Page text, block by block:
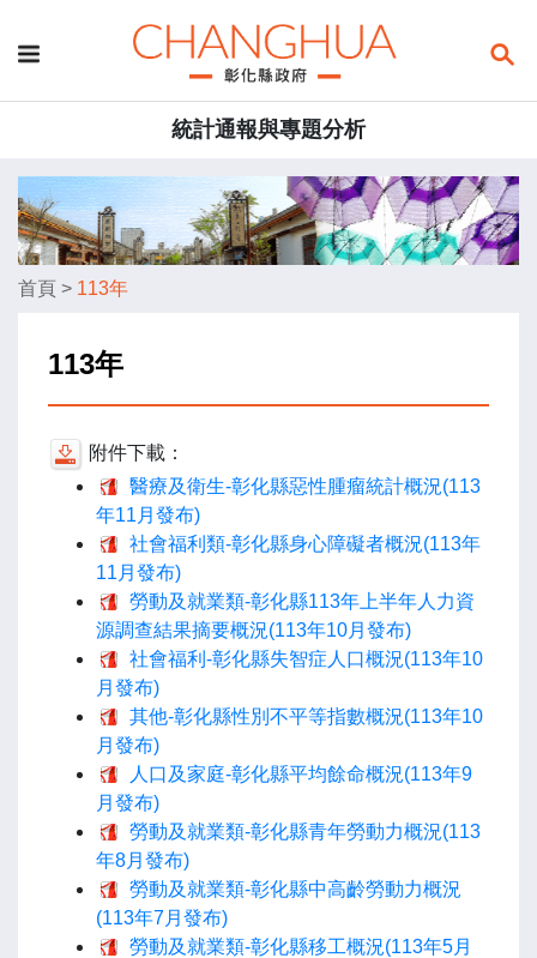
統計通報與專題分析
首頁 > 113年
113年
附件下載：
醫療及衛生-彰化縣惡性腫瘤統計概況(113
年11月發布)
社會福利類-彰化縣身心障礙者概況(113年
11月發布)
勞動及就業類-彰化縣113年上半年人力資
源調查結果摘要概況(113年10月發布)
社會福利-彰化縣失智症人口概況(113年10
月發布)
其他-彰化縣性別不平等指數概況(113年10
月發布)
人口及家庭-彰化縣平均餘命概況(113年9
月發布)
勞動及就業類-彰化縣青年勞動力概況(113
年8月發布)
勞動及就業類-彰化縣中高齡勞動力概況
(113年7月發布)
勞動及就業類-彰化縣移工概況(113年5月